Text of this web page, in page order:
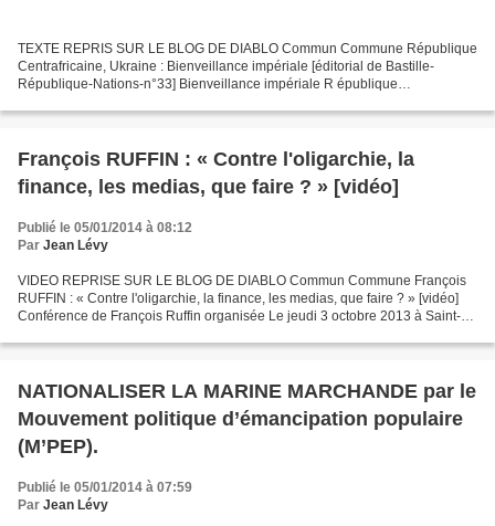
TEXTE REPRIS SUR LE BLOG DE DIABLO Commun Commune République
Centrafricaine, Ukraine : Bienveillance impériale [éditorial de Bastille-
République-Nations-n°33] Bienveillance impériale R épublique
François RUFFIN : « Contre l'oligarchie, la
finance, les medias, que faire ? » [vidéo]
Publié le 05/01/2014 à 08:12
Par Jean Lévy
VIDEO REPRISE SUR LE BLOG DE DIABLO Commun Commune François
RUFFIN : « Contre l'oligarchie, la finance, les medias, que faire ? » [vidéo]
Conférence de François Ruffin organisée Le jeudi 3 octobre 2013 à Saint-
NATIONALISER LA MARINE MARCHANDE par le
Mouvement politique d’émancipation populaire
(M’PEP).
Publié le 05/01/2014 à 07:59
Par Jean Lévy